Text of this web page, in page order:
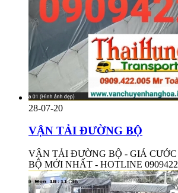
28-07-20
VẬN TẢI ĐƯỜNG BỘ
VẬN TẢI ĐƯỜNG BỘ - GIÁ
BỘ MỚI NHẤT - HOTLINE